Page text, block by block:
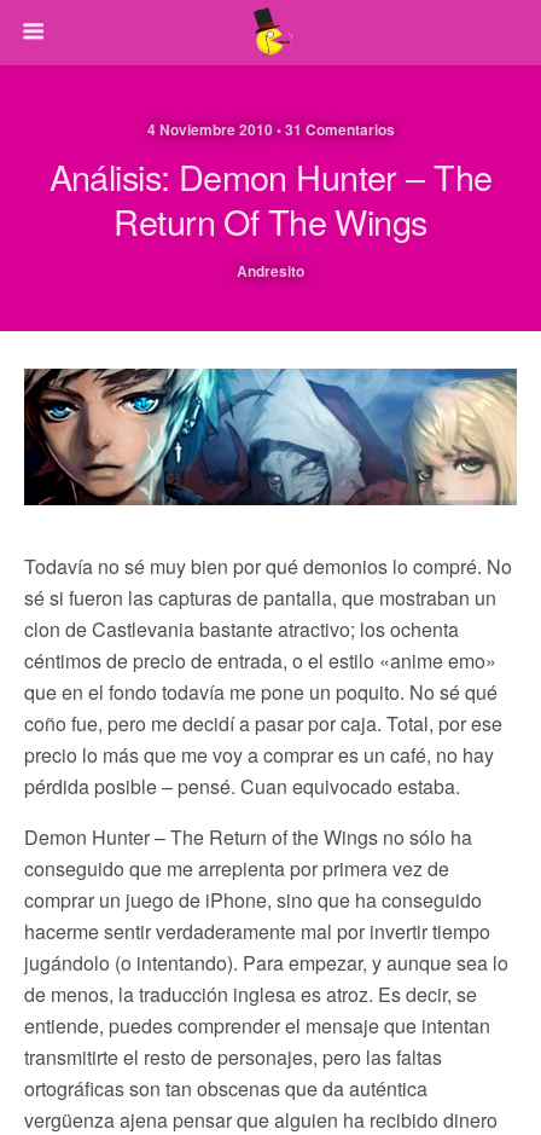
4 Noviembre 2010 • 31 Comentarios
Análisis: Demon Hunter – The
Return Of The Wings
Andresito
Todavía no sé muy bien por qué demonios lo compré. No
sé si fueron las capturas de pantalla, que mostraban un
clon de Castlevania bastante atractivo; los ochenta
céntimos de precio de entrada, o el estilo «anime emo»
que en el fondo todavía me pone un poquito. No sé qué
coño fue, pero me decidí a pasar por caja. Total, por ese
precio lo más que me voy a comprar es un café, no hay
pérdida posible – pensé. Cuan equivocado estaba.
Demon Hunter – The Return of the Wings no sólo ha
conseguido que me arrepienta por primera vez de
comprar un juego de iPhone, sino que ha conseguido
hacerme sentir verdaderamente mal por invertir tiempo
jugándolo (o intentando). Para empezar, y aunque sea lo
de menos, la traducción inglesa es atroz. Es decir, se
entiende, puedes comprender el mensaje que intentan
transmitirte el resto de personajes, pero las faltas
ortográficas son tan obscenas que da auténtica
vergüenza ajena pensar que alguien ha recibido dinero